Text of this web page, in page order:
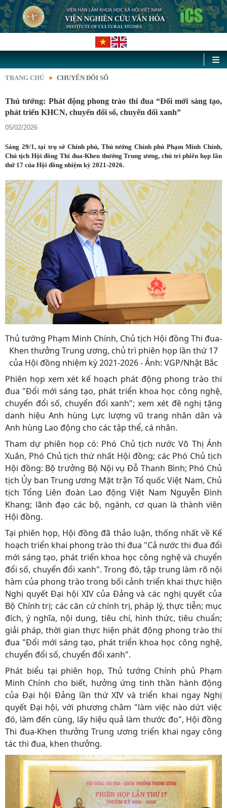
VI |EN
TRANG CHỦ CHUYỂN ĐỔI SỐ
Thủ tướng: Phát động phong trào thi đua “Đổi mới sáng tạo,
phát triển KHCN, chuyển đổi số, chuyển đổi xanh”
05/02/2026
Sáng 29/1, tại trụ sở Chính phủ, Thủ tướng Chính phủ Phạm Minh Chính,
Chủ tịch Hội đồng Thi đua-Khen thưởng Trung ương, chủ trì phiên họp lần
thứ 17 của Hội đồng nhiệm kỳ 2021-2026.
Thủ tướng Phạm Minh Chính, Chủ tịch Hội đồng Thi đua-
Khen thưởng Trung ương, chủ trì phiên họp lần thứ 17
của Hội đồng nhiệm kỳ 2021-2026 - Ảnh: VGP/Nhật Bắc
Phiên họp xem xét kế hoạch phát động phong trào thi
đua "Đổi mới sáng tạo, phát triển khoa học công nghệ,
chuyển đổi số, chuyển đổi xanh"; xem xét đề nghị tặng
danh hiệu Anh hùng Lực lượng vũ trang nhân dân và
Anh hùng Lao động cho các tập thể, cá nhân.
Tham dự phiên họp có: Phó Chủ tịch nước Võ Thị Ánh
Xuân, Phó Chủ tịch thứ nhất Hội đồng; các Phó Chủ tịch
Hội đồng: Bộ trưởng Bộ Nội vụ Đỗ Thanh Bình; Phó Chủ
tịch Ủy ban Trung ương Mặt trận Tổ quốc Việt Nam, Chủ
tịch Tổng Liên đoàn Lao động Việt Nam Nguyễn Đình
Khang; lãnh đạo các bộ, ngành, cơ quan là thành viên
Hội đồng.
Tại phiên họp, Hội đồng đã thảo luận, thống nhất về Kế
hoạch triển khai phong trào thi đua "Cả nước thi đua đổi
mới sáng tạo, phát triển khoa học công nghệ và chuyển
đổi số, chuyển đổi xanh". Trong đó, tập trung làm rõ nội
hàm của phong trào trong bối cảnh triển khai thực hiện
Nghị quyết Đại hội XIV của Đảng và các nghị quyết của
Bộ Chính trị; các căn cứ chính trị, pháp lý, thực tiễn; mục
đích, ý nghĩa, nội dung, tiêu chí, hình thức, tiêu chuẩn;
giải pháp, thời gian thực hiện phát động phong trào thi
đua "Đổi mới sáng tạo, phát triển khoa học công nghệ,
chuyển đổi số, chuyển đổi xanh".
Phát biểu tại phiên họp, Thủ tướng Chính phủ Phạm
Minh Chính cho biết, hưởng ứng tinh thần hành động
của Đại hội Đảng lần thứ XIV và triển khai ngay Nghị
quyết Đại hội, với phương châm "làm việc nào dứt việc
đó, làm đến cùng, lấy hiệu quả làm thước đo", Hội đồng
Thi đua-Khen thưởng Trung ương triển khai ngay công
tác thi đua, khen thưởng.